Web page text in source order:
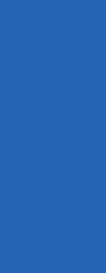
-
starke
beantragen
Kindes
der
bei
von